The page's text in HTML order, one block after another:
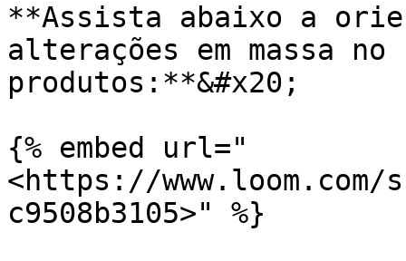
**Assista abaixo a
alterações em massa
produtos:**&#x20;
{% embed url="
<https://www.loom.com/
c9508b3105>" %}